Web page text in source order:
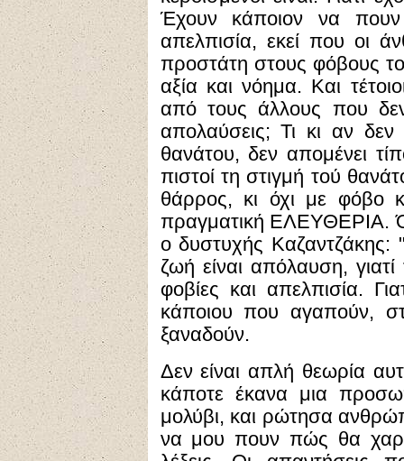
Έχουν κάποιον να
απελπισία, εκεί που οι
προστάτη στους φόβους
αξία και νόημα. Και
από τους άλλους που
απολαύσεις; Τι κι αν
θανάτου, δεν απομένει
πιστοί τη στιγμή τού
θάρρος, κι όχι με φόβο
πραγματική ΕΛΕΥΘΕΡΙΑ.
ο δυστυχής Καζαντζάκης:
ζωή είναι απόλαυση,
φοβίες και απελπισία.
κάποιου που αγαπούν,
ξαναδούν.
Δεν είναι απλή θεωρία
κάποτε έκανα μια
μολύβι, και ρώτησα
να μου πουν πώς θα